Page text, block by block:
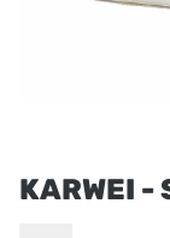
KARWEI -